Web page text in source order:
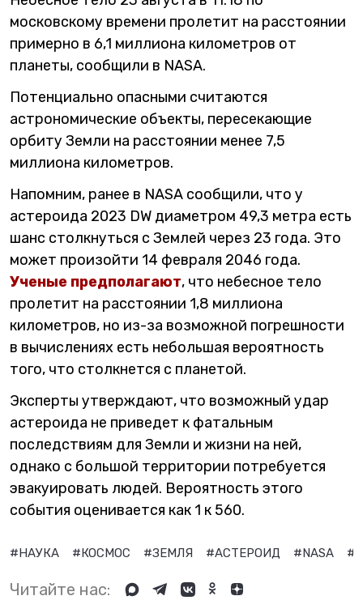
московскому времени пролетит на расстоянии
примерно в 6,1 миллиона километров от
планеты, сообщили в NASA.
Потенциально опасными считаются
астрономические объекты, пересекающие
орбиту Земли на расстоянии менее 7,5
миллиона километров.
Напомним, ранее в NASA сообщили, что у
астероида 2023 DW диаметром 49,3 метра есть
шанс столкнуться с Землей через 23 года. Это
может произойти 14 февраля 2046 года.
Ученые предполагают, что небесное тело
пролетит на расстоянии 1,8 миллиона
километров, но из-за возможной погрешности
в вычислениях есть небольшая вероятность
того, что столкнется с планетой.
Эксперты утверждают, что возможный удар
астероида не приведет к фатальным
последствиям для Земли и жизни на ней,
однако с большой территории потребуется
эвакуировать людей. Вероятность этого
события оценивается как 1 к 560.
#НАУКА #КОСМОС #ЗЕМЛЯ #АСТЕРОИД #NASA
Читайте нас: